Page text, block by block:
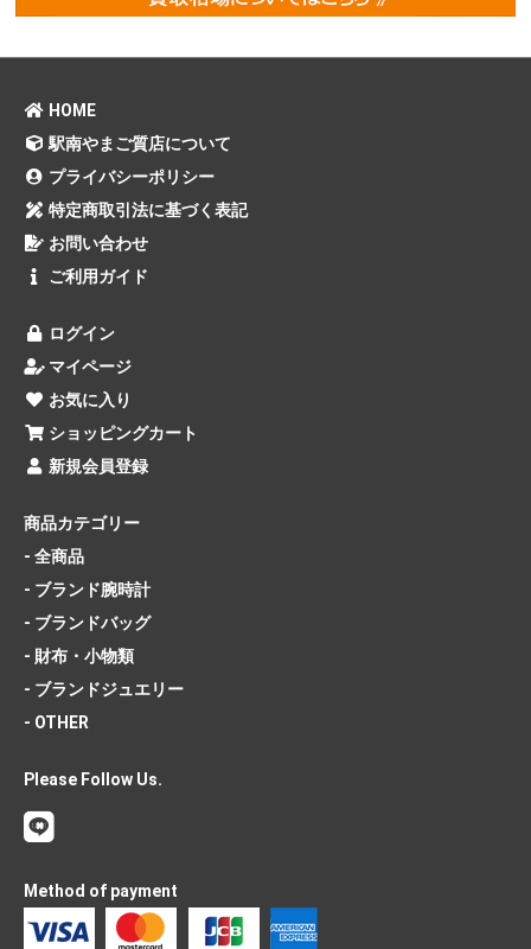
HOME
駅南やまご質店について
プライバシーポリシー
特定商取引法に基づく表記
お問い合わせ
ご利用ガイド
ログイン
マイページ
お気に入り
ショッピングカート
新規会員登録
商品カテゴリー
- 全商品
- ブランド腕時計
- ブランドバッグ
- 財布・小物類
- ブランドジュエリー
- OTHER
Please Follow Us.
Method of payment